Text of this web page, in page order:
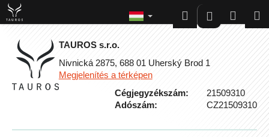
Ugrás
tartalomhoz
Keresés Kosár
TAUROS s.r.o.
Nivnická 2875, 688 01 Uherský Brod 1
Megjelenítés a térképen
Cégjegyzékszám:
21509310
Adószám:
CZ21509310
K
o
Vissza
Vissza
M
i
e